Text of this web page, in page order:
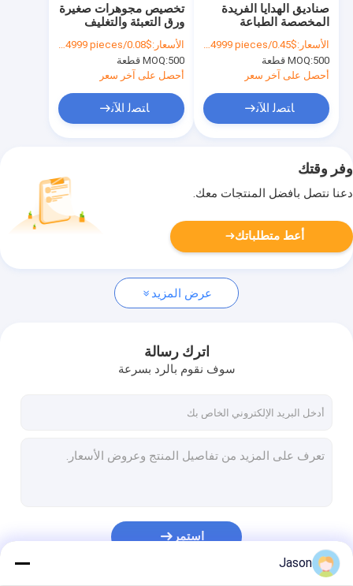
تخصيص مجوهرات صغيرة
ورق التعبئة والتغليف
صندوق هدايا الفتيات
صندوق التعبئة الرخيصة
الأسعار:$0.08/pieces 500-4999 pieces
MOQ:500 قطعة
أحصل على آخر سعر
ﺎﺘﺼﻟ ﺍﻶﻧ
صناديق الهدايا الفريدة
المخصصة الطباعة
صناديق الهدايا الكرتونية
الفاخرة التعبئة والتغليف
المجوهرات صناديق هدايا
عيد الحب
الأسعار:$0.45/pieces 500-4999 pieces
MOQ:500 قطعة
أحصل على آخر سعر
ﺎﺘﺼﻟ ﺍﻶﻧ
وفر وقتك
دعنا نتصل بأفضل المنتجات معك.
أعط متطلباتك
عرض المزيد
اترك رسالة
سوف نقوم بالرد بسرعة
استمر
Jason